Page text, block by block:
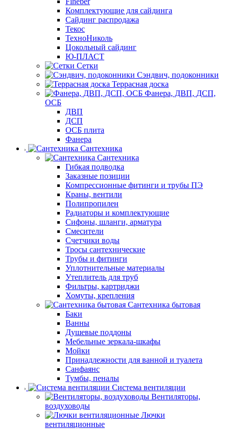
Комплектующие для сайдинга
Сайдинг распродажа
Текос
ТехноНиколь
Цокольный сайдинг
Ю-ПЛАСТ
Сетки
Сэндвич, подоконники
Террасная доска
Фанера, ДВП, ДСП,
ОСБ
ДВП
ДСП
ОСБ плита
Фанера
Сантехника
Сантехника
Гибкая подводка
Заказные позиции
Компрессионные фитинги и трубы ПЭ
Краны, вентили
Полипропилен
Радиаторы и комплектующие
Сифоны, шланги, арматура
Смесители
Счетчики воды
Тросы сантехнические
Трубы и фитинги
Уплотнительные материалы
Утеплитель для труб
Фильтры, картриджи
Хомуты, крепления
Сантехника бытовая
Баки
Ванны
Душевые поддоны
Мебельные зеркала-шкафы
Мойки
Принадлежности для ванной и туалета
Санфаянс
Тумбы, пеналы
Система вентиляции
Вентиляторы,
воздуховоды
Лючки
вентиляционные